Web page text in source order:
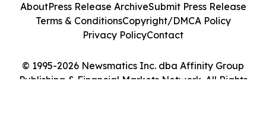
© 1995-2026 Newsmatics Inc. dba Affinity Group
Publishing & Financial Markets Network. All Rights
AboutPress Release ArchiveSubmit Press Release
Terms & ConditionsCopyright/DMCA Policy
Privacy PolicyContact